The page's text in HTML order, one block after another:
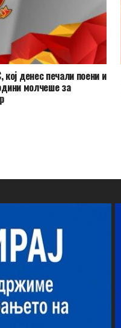
денес печали поени и
молчеше за